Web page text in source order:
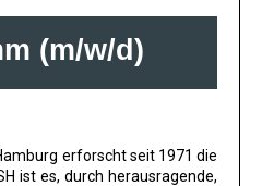
(m/w/d)
erforscht seit 1971 die
ist es, durch herausragende,